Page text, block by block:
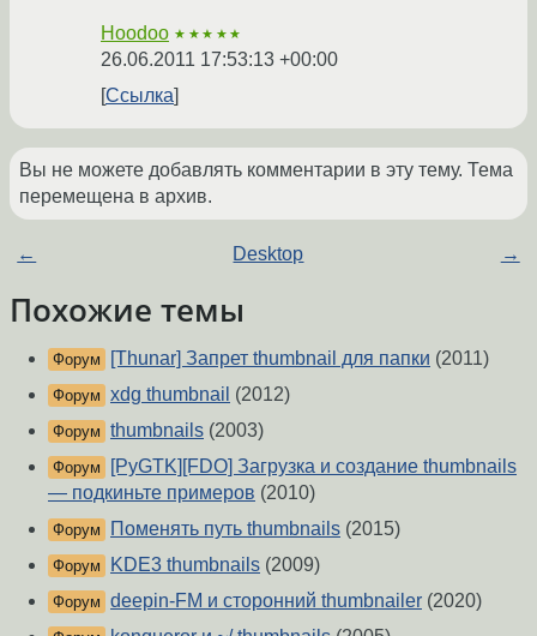
Hoodoo ★★★★★
26.06.2011 17:53:13 +00:00
Ссылка
Вы не можете добавлять комментарии в эту тему. Тема
перемещена в архив.
← Desktop →
Похожие темы
Форум [Thunar] Запрет thumbnail для папки (2011)
Форум xdg thumbnail (2012)
Форум thumbnails (2003)
Форум
[PyGTK][FDO] Загрузка и создание thumbnails
— подкиньте примеров (2010)
Форум Поменять путь thumbnails (2015)
Форум KDE3 thumbnails (2009)
Форум deepin-FM и сторонний thumbnailer (2020)